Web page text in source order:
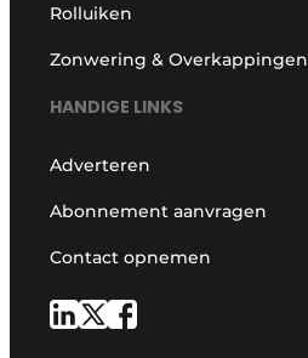
Rolluiken
Zonwering & Overkappingen
HANDIGE LINKS
Adverteren
Abonnement aanvragen
Contact opnemen